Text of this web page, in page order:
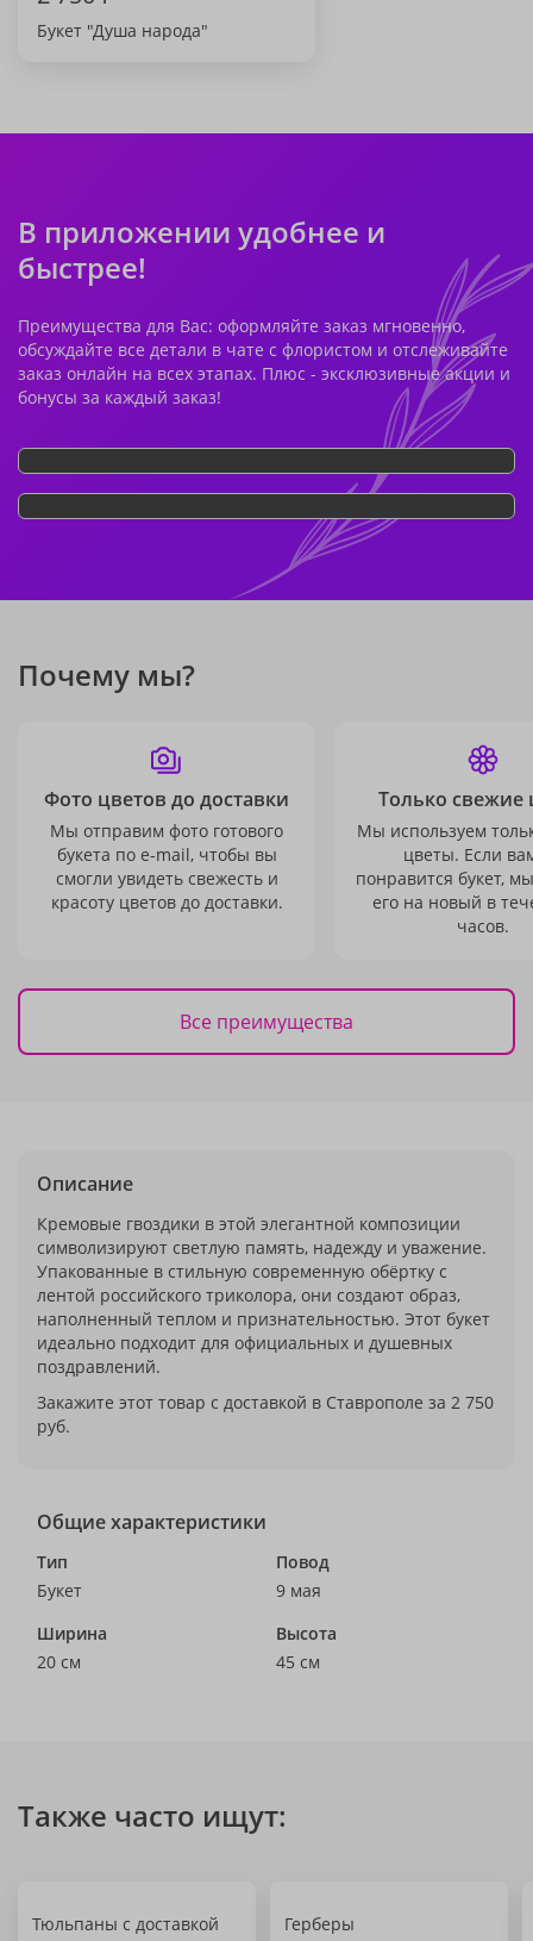
Букет "Душа народа"
В приложении удобнее и
быстрее!
Преимущества для Вас: оформляйте заказ мгновенно,
обсуждайте все детали в чате с флористом и отслеживайте
заказ онлайн на всех этапах. Плюс - эксклюзивные акции и
бонусы за каждый заказ!
Почему мы?
Фото цветов до доставки
Мы отправим фото готового
букета по e-mail, чтобы вы
смогли увидеть свежесть и
красоту цветов до доставки.
Только свежие
Мы используем
цветы. Если
понравится букет,
его на новый в
часов.
Все преимущества
Описание
Кремовые гвоздики в этой элегантной композиции
символизируют светлую память, надежду и уважение.
Упакованные в стильную современную обёртку с
лентой российского триколора, они создают образ,
наполненный теплом и признательностью. Этот букет
идеально подходит для официальных и душевных
поздравлений.
Закажите этот товар с доставкой в Ставрополе за 2 750
руб.
Общие характеристики
Тип
Букет
Повод
9 мая
Ширина
20 см
Высота
45 см
Также часто ищут:
Тюльпаны с доставкой Герберы